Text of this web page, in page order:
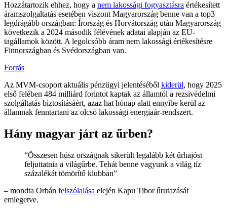
Hozzátartozik ehhez, hogy a nem lakossági fogyasztásra értékesített
áramszolgaltatás esetében viszont Magyarország benne van a top3
legdrágább országban: Írország és Horvátország után Magyarország
következik a 2024 második félévének adatai alapján az EU-
tagállamok között. A legolcsóbb áram nem lakossági értékesítésre
Finnországban és Svédországban van.
Forrás
Az MVM-csoport aktuális pénzügyi jelentéséből kiderül, hogy 2025
első felében 484 milliárd forintot kaptak az államtól a rezsivédelmi
szolgáltatás biztosításáért, azaz hat hónap alatt ennyibe kerül az
államnak fenntartani az olcsó lakossági energiaár-rendszert.
Hány magyar járt az űrben?
“Összesen húsz országnak sikerült legalább két űrhajóst
feljuttatnia a világűrbe. Tehát benne vagyunk a világ tíz
százalékát tömörítő klubban”
– mondta Orbán felszólalása elején Kapu Tibor űrutazását
emlegetve.